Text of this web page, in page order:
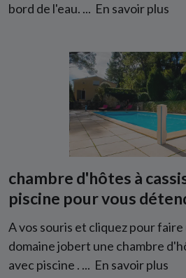
bord de l'eau. ... En savoir plus
chambre d'hôtes à
piscine pour vous
A vos souris et cliquez pour
domaine jobert une chambre
avec piscine . ... En savoir plus